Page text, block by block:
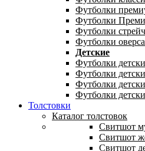
Футболки
Футболки
Футболки
Футболки
Детские
Футболки
Футболки
Футболки
Футболки
Толстовки
Каталог толстовок
Свитшот
Свитшот
Свитшот